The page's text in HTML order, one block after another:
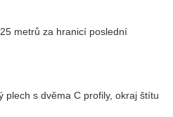
metrů za hranicí poslední
plech s dvěma C profily, okraj štítu